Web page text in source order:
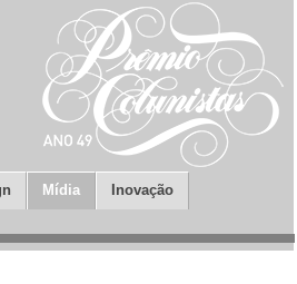
Mídia Inovação